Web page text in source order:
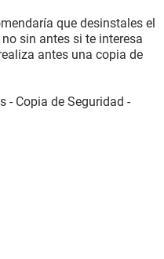
que desinstales el
sin antes si te interesa
antes una copia de
- Copia de Seguridad -